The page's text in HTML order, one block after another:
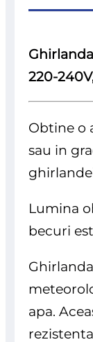
220-
Obtine o
sau in
Lumina
becuri
apa.